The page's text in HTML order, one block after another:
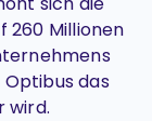
260 Millionen
Optibus das
wird.